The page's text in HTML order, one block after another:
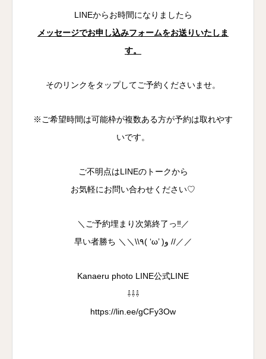
LINEからお時間になりましたら
メッセージでお申し込みフォームをお送りいたしま
す。
そのリンクをタップしてご予約くださいませ。
※ご希望時間は可能枠が複数ある方が予約は取れやす
いです。
ご不明点はLINEのトークから
お気軽にお問い合わせください♡
＼ご予約埋まり次第終了っ‼︎／
早い者勝ち ＼＼\\٩( ‘ω’ )و //／／
Kanaeru photo LINE公式LINE
⇩⇩⇩
https://lin.ee/gCFy3Ow